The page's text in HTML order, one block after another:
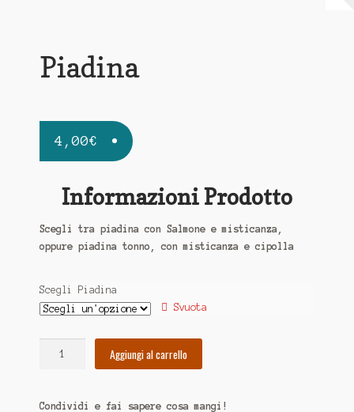
Piadina
4,00€
Informazioni Prodotto
Scegli tra piadina con Salmone e misticanza,
oppure piadina tonno, con misticanza e cipolla
Scegli Piadina
Svuota
Aggiungi al carrello
Condividi e fai sapere cosa mangi!